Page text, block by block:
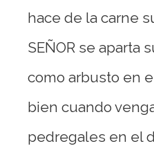
hace de la carne
SEÑOR se aparta
como arbusto en
bien cuando
pedregales en el